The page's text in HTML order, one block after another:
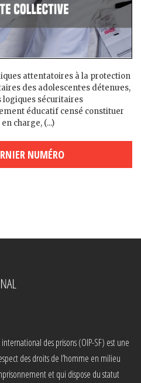
attentatoires à la protection
des adolescent·es détenu·es,
sécuritaires
éducatif censé constituer
charge, (...)
NUMÉRO
des prisons (OIP-SF) est une
des droits de l’homme en milieu
et qui dispose du statut